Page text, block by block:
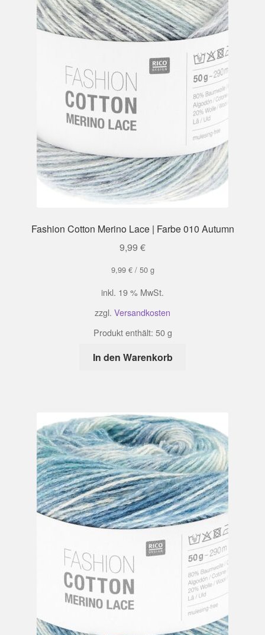
Fashion Cotton Merino Lace | Farbe 010 Autumn
9,99 €
9,99 €/ 50 g
inkl. 19 % MwSt.
zzgl. Versandkosten
Produkt enthält: 50g
In den Warenkorb